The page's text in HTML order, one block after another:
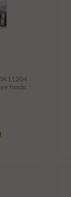
fondo